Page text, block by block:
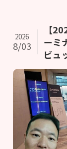
【
ーミ
ビュ
2026
8/03